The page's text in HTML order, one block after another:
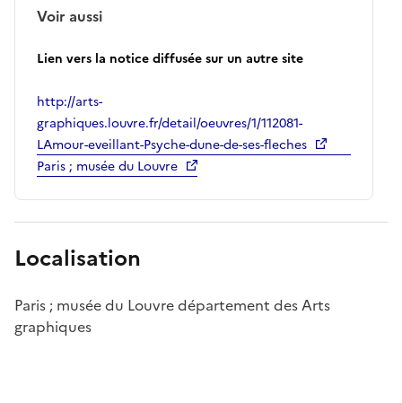
Voir aussi
Lien vers la notice diffusée sur un autre site
http://arts-
graphiques.louvre.fr/detail/oeuvres/1/112081-
LAmour-eveillant-Psyche-dune-de-ses-fleches
Paris ; musée du Louvre
Localisation
Paris ; musée du Louvre département des Arts
graphiques